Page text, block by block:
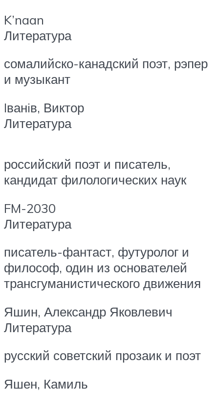
K’naan
Литература
сомалийско-канадский поэт, рэпер
и музыкант
Iванiв, Виктор
Литература
российский поэт и писатель,
кандидат филологических наук
FM-2030
Литература
писатель-фантаст, футуролог и
философ, один из основателей
трансгуманистического движения
Яшин, Александр Яковлевич
Литература
русский советский прозаик и поэт
Яшен, Камиль